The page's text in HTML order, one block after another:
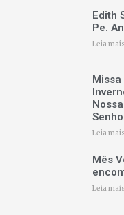
Edith
Pe.
Leia
Leia
Mês
Leia